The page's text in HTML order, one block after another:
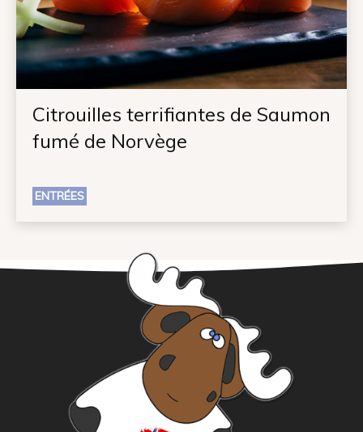
Citrouilles terrifiantes de Saumon
fumé de Norvège
ENTRÉES